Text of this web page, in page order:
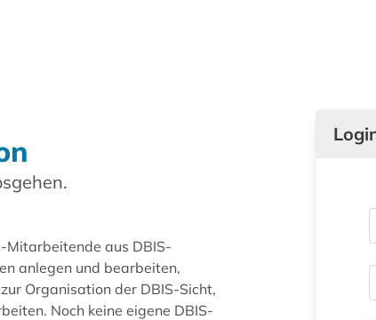
aus DBIS-
anlegen und bearbeiten,
Organisation der DBIS-Sicht,
Noch keine eigene DBIS-